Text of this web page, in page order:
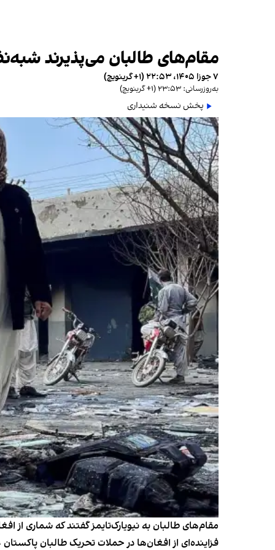
مقام‌های طالبان می‌پذیرند
۷ جوزا ۱۴۰۵، ۲۲:۵۳ (‎+۱ گرینویچ)
به‌روزرسانی: ۲۳:۵۳ (‎+۱ گرینویچ)
پخش نسخه شنیداری
مقام‌های طالبان به نیویارک‌تایمز گفتند که شماری از
فزاینده‌ای از افغان‌ها در حملات تحریک طالبان